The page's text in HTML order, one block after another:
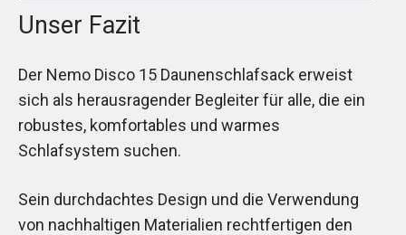
Unser Fazit
Der Nemo Disco 15 Daunenschlafsack erweist
sich als herausragender Begleiter für alle, die ein
robustes, komfortables und warmes
Schlafsystem suchen.
Sein durchdachtes Design und die Verwendung
von nachhaltigen Materialien rechtfertigen den